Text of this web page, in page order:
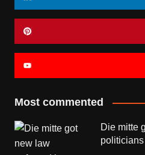
Most commented
Die mitte
politicians